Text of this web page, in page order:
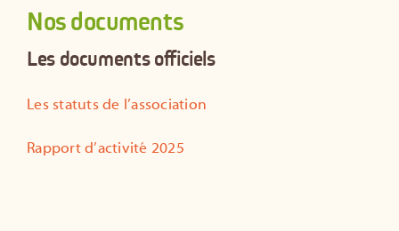
Nos documents
Les documents officiels
Les statuts de l’association
Rapport d’activité 2025